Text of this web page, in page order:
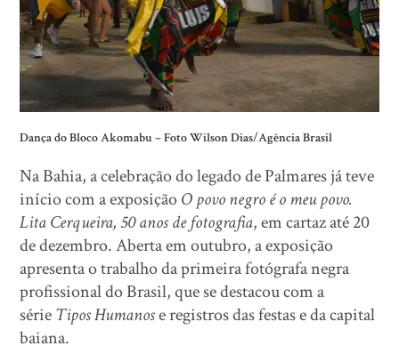
Dança do Bloco Akomabu –Foto Wilson Dias/Agência Brasil
Na Bahia, a celebração do legado de Palmares já teve
início com a exposiçãoO povo negro é o meu povo.
Lita Cerqueira, 50 anos de fotografia, em cartaz até 20
de dezembro. Aberta em outubro, a exposição
apresenta o trabalho da primeira fotógrafa negra
profissional do Brasil, que se destacou com a
sérieTipos Humanose registros das festas e da capital
baiana.